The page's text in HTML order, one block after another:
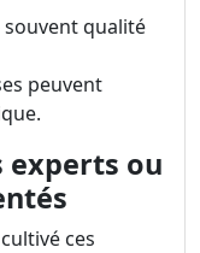
souvent qualité
peuvent
experts ou
ces